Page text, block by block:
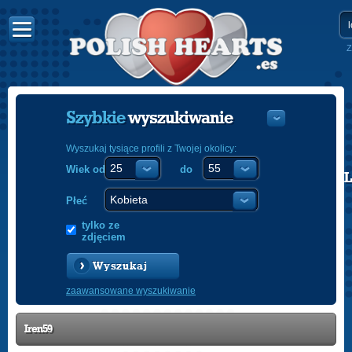
POLISH
Szybkiewyszukiwanie
Wyszukaj tysiące profili z Twojej okolicy:
Wiek od do
Płeć
tylko ze
zdjęciem
Wyszukaj
zaawansowane wyszukiwanie
Iren59